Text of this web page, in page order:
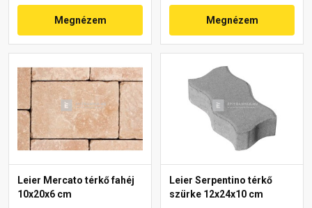
Megnézem Megnézem
Leier Mercato térkő fahéj
10x20x6 cm
Leier Serpentino térkő
szürke 12x24x10 cm